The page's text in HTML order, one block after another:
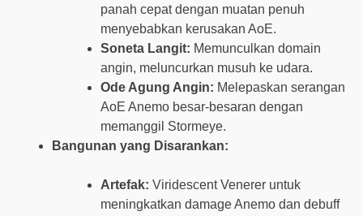
panah cepat dengan muatan penuh
menyebabkan kerusakan AoE.
Soneta Langit: Memunculkan domain
angin, meluncurkan musuh ke udara.
Ode Agung Angin: Melepaskan serangan
AoE Anemo besar-besaran dengan
memanggil Stormeye.
Bangunan yang Disarankan:
Artefak: Viridescent Venerer untuk
meningkatkan damage Anemo dan debuff